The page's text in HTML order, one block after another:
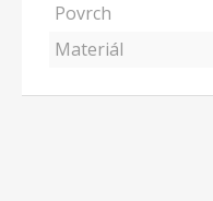
Povrch
Materiál